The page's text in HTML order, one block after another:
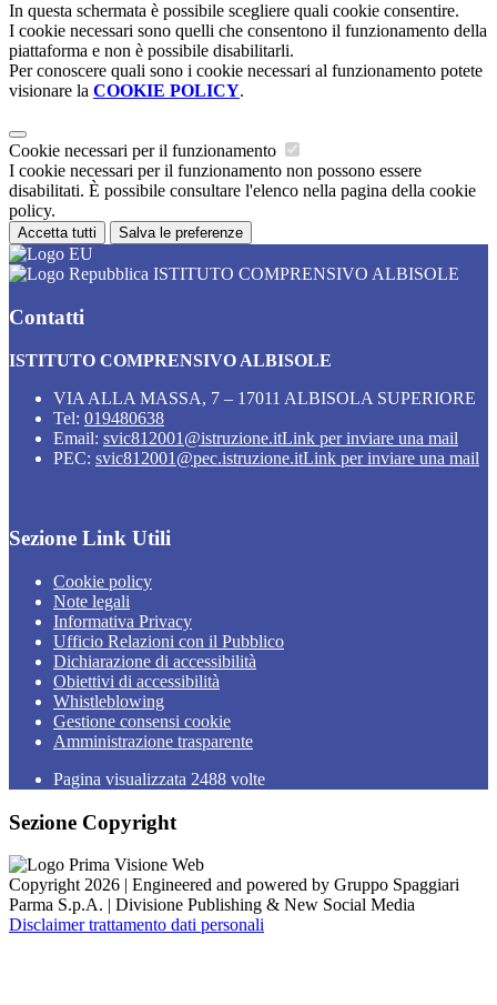
In questa schermata è possibile scegliere quali cookie consentire.
I cookie necessari sono quelli che consentono il funzionamento della
piattaforma e non è possibile disabilitarli.
Per conoscere quali sono i cookie necessari al funzionamento potete
visionare la COOKIE POLICY.
Cookie necessari per il funzionamento
I cookie necessari per il funzionamento non possono essere
disabilitati. È possibile consultare l'elenco nella pagina della cookie
policy.
Accetta tutti Salva le preferenze
ISTITUTO COMPRENSIVO ALBISOLE
Contatti
ISTITUTO COMPRENSIVO ALBISOLE
VIA ALLA MASSA, 7 – 17011 ALBISOLA SUPERIORE
Tel: 019480638
Email: svic812001@istruzione.itLink per inviare una mail
PEC: svic812001@pec.istruzione.itLink per inviare una mail
Sezione Link Utili
Cookie policy
Note legali
Informativa Privacy
Ufficio Relazioni con il Pubblico
Dichiarazione di accessibilità
Obiettivi di accessibilità
Whistleblowing
Gestione consensi cookie
Amministrazione trasparente
Pagina visualizzata 2488 volte
Sezione Copyright
Copyright 2026 | Engineered and powered by Gruppo Spaggiari
Parma S.p.A. | Divisione Publishing & New Social Media
Disclaimer trattamento dati personali